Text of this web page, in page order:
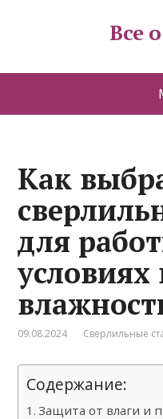
Все
Как
для
09.08.2024 Сверлильные
Содержание:
Защита от влаги и